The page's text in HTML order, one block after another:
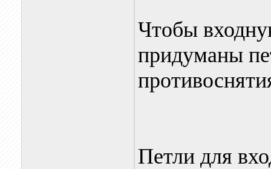
Чтобы
придуманы
Петли для